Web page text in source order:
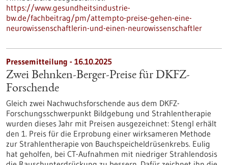
https://www.gesundheitsindustrie-
bw.de/fachbeitrag/pm/attempto-preise-gehen-eine-
neurowissenschaftlerin-und-einen-neurowissenschaftler
Pressemitteilung - 16.10.2025
Zwei Behnken-Berger-Preise für DKFZ-
Forschende
Gleich zwei Nachwuchsforschende aus dem DKFZ-
Forschungsschwerpunkt Bildgebung und Strahlentherapie
wurden dieses Jahr mit Preisen ausgezeichnet: Stengl erhält
den 1. Preis für die Erprobung einer wirksameren Methode
zur Strahlentherapie von Bauchspeicheldrüsenkrebs. Eulig
hat geholfen, bei CT-Aufnahmen mit niedriger Strahlendosis